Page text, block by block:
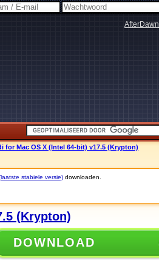
AfterDawn
for Mac OS X (Intel 64-bit) v17.5 (Krypton)
stabiele versie) downloaden.
(Krypton)
DOWNLOAD